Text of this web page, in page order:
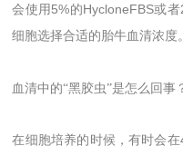
会使用 5%的HycloneFBS或者
细胞选择合适的胎牛血清浓度。
血清中的“黑胶虫”是怎么回事
在细胞培养的时候，有时会在